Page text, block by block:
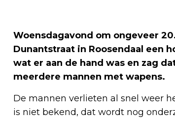
Woensdagavond om ongeveer
Dunantstraat in Roosendaal een
wat er aan de hand was en zag
meerdere mannen met wapens.
De mannen verlieten al snel weer
is niet bekend, dat wordt nog